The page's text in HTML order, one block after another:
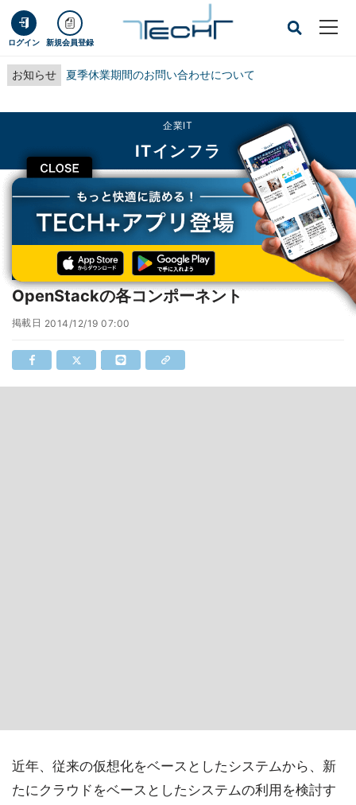
ログイン 新規会員登録
お知らせ 夏季休業期間のお問い合わせについて
CLOSE
企業IT
ITインフラ
TECH+ 企業IT ITインフラ OpenStackの各コンポーネント
連載
ゼロから始めるOpenStack
OpenStackの各コンポーネント
掲載日 2014/12/19 07:00
近年、従来の仮想化をベースとしたシステムから、新
たにクラウドをベースとしたシステムの利用を検討す